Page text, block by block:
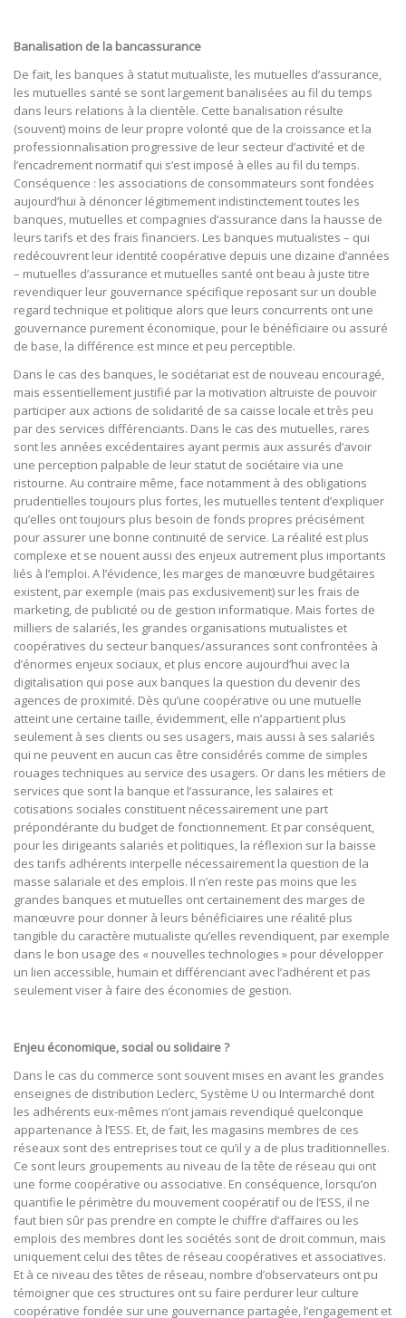
Banalisation de la bancassurance
De fait, les banques à statut mutualiste, les mutuelles d’assurance,
les mutuelles santé se sont largement banalisées au fil du temps
dans leurs relations à la clientèle. Cette banalisation résulte
(souvent) moins de leur propre volonté que de la croissance et la
professionnalisation progressive de leur secteur d’activité et de
l’encadrement normatif qui s’est imposé à elles au fil du temps.
Conséquence : les associations de consommateurs sont fondées
aujourd’hui à dénoncer légitimement indistinctement toutes les
banques, mutuelles et compagnies d’assurance dans la hausse de
leurs tarifs et des frais financiers. Les banques mutualistes – qui
redécouvrent leur identité coopérative depuis une dizaine d’années
– mutuelles d’assurance et mutuelles santé ont beau à juste titre
revendiquer leur gouvernance spécifique reposant sur un double
regard technique et politique alors que leurs concurrents ont une
gouvernance purement économique, pour le bénéficiaire ou assuré
de base, la différence est mince et peu perceptible.
Dans le cas des banques, le sociétariat est de nouveau encouragé,
mais essentiellement justifié par la motivation altruiste de pouvoir
participer aux actions de solidarité de sa caisse locale et très peu
par des services différenciants. Dans le cas des mutuelles, rares
sont les années excédentaires ayant permis aux assurés d’avoir
une perception palpable de leur statut de sociétaire via une
ristourne. Au contraire même, face notamment à des obligations
prudentielles toujours plus fortes, les mutuelles tentent d’expliquer
qu’elles ont toujours plus besoin de fonds propres précisément
pour assurer une bonne continuité de service. La réalité est plus
complexe et se nouent aussi des enjeux autrement plus importants
liés à l’emploi. A l’évidence, les marges de manœuvre budgétaires
existent, par exemple (mais pas exclusivement) sur les frais de
marketing, de publicité ou de gestion informatique. Mais fortes de
milliers de salariés, les grandes organisations mutualistes et
coopératives du secteur banques/assurances sont confrontées à
d’énormes enjeux sociaux, et plus encore aujourd’hui avec la
digitalisation qui pose aux banques la question du devenir des
agences de proximité. Dès qu’une coopérative ou une mutuelle
atteint une certaine taille, évidemment, elle n’appartient plus
seulement à ses clients ou ses usagers, mais aussi à ses salariés
qui ne peuvent en aucun cas être considérés comme de simples
rouages techniques au service des usagers. Or dans les métiers de
services que sont la banque et l’assurance, les salaires et
cotisations sociales constituent nécessairement une part
prépondérante du budget de fonctionnement. Et par conséquent,
pour les dirigeants salariés et politiques, la réflexion sur la baisse
des tarifs adhérents interpelle nécessairement la question de la
masse salariale et des emplois. Il n’en reste pas moins que les
grandes banques et mutuelles ont certainement des marges de
manœuvre pour donner à leurs bénéficiaires une réalité plus
tangible du caractère mutualiste qu’elles revendiquent, par exemple
dans le bon usage des « nouvelles technologies » pour développer
un lien accessible, humain et différenciant avec l’adhérent et pas
seulement viser à faire des économies de gestion.
Enjeu économique, social ou solidaire ?
Dans le cas du commerce sont souvent mises en avant les grandes
enseignes de distribution Leclerc, Système U ou Intermarché dont
les adhérents eux-mêmes n’ont jamais revendiqué quelconque
appartenance à l’ESS. Et, de fait, les magasins membres de ces
réseaux sont des entreprises tout ce qu’il y a de plus traditionnelles.
Ce sont leurs groupements au niveau de la tête de réseau qui ont
une forme coopérative ou associative. En conséquence, lorsqu’on
quantifie le périmètre du mouvement coopératif ou de l’ESS, il ne
faut bien sûr pas prendre en compte le chiffre d’affaires ou les
emplois des membres dont les sociétés sont de droit commun, mais
uniquement celui des têtes de réseau coopératives et associatives.
Et à ce niveau des têtes de réseau, nombre d’observateurs ont pu
témoigner que ces structures ont su faire perdurer leur culture
coopérative fondée sur une gouvernance partagée, l’engagement et